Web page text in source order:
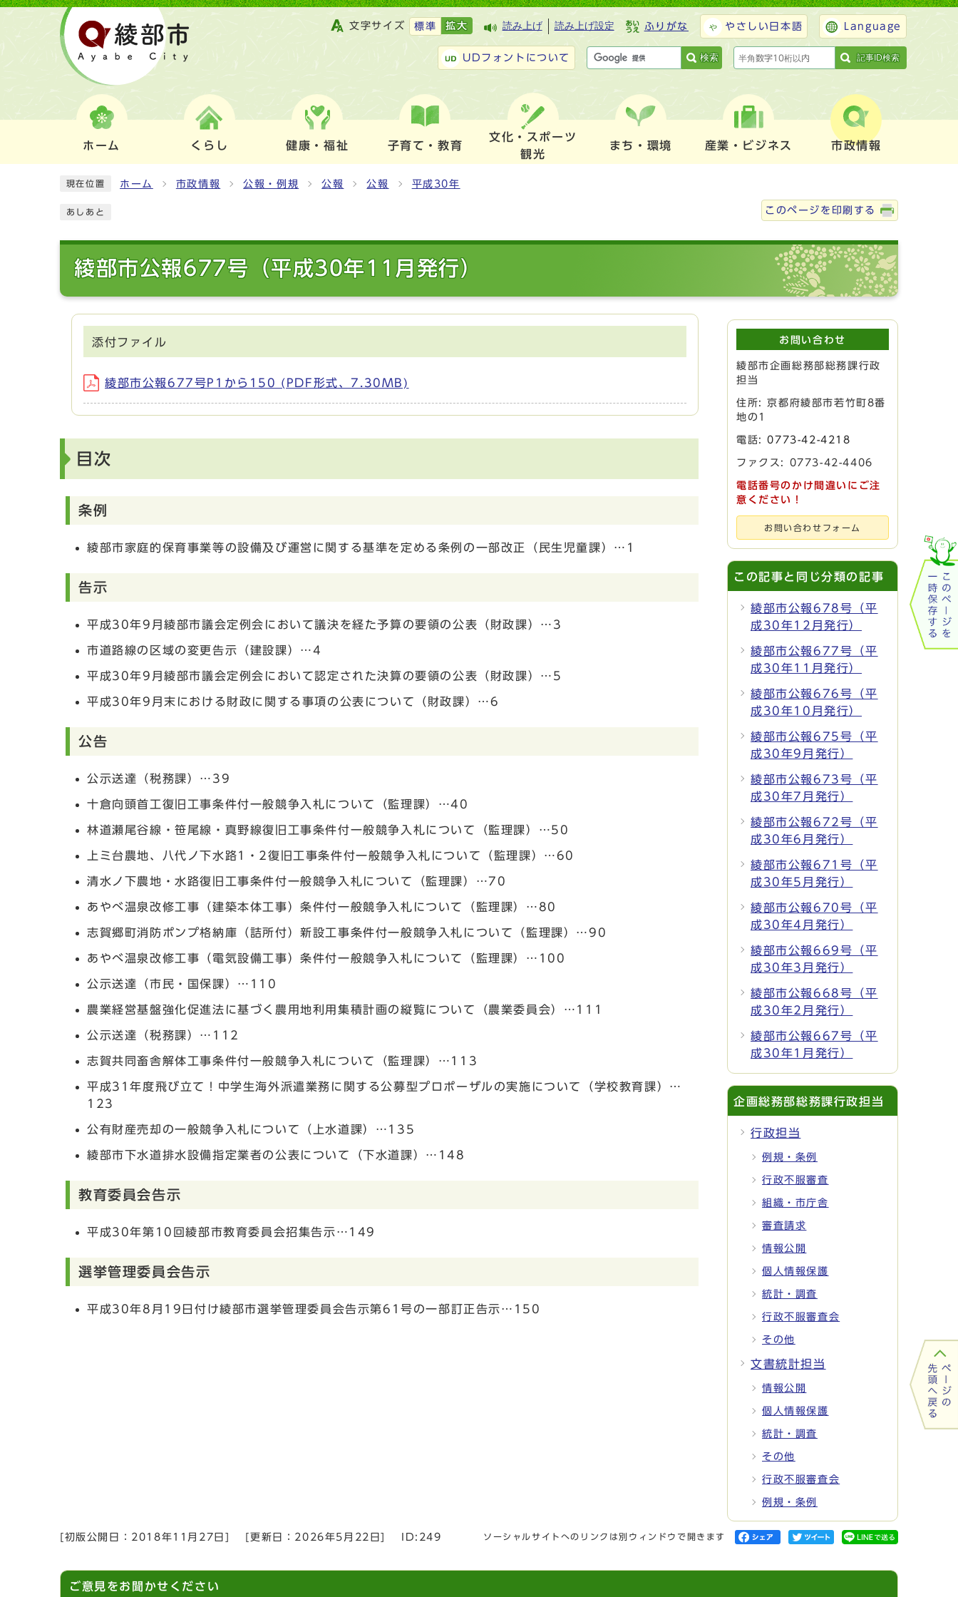
文字サイズ 標準 拡大 読み上げ 読み上げ設定 ふりがな やさしい日本語 Language
UDフォントについて 検索 記事ID検索
ホーム くらし 健康・福祉 子育て・教育
文化・スポーツ
観光
まち・環境 産業・ビジネス 市政情報
現在位置 ホーム 市政情報 公報・例規 公報 公報 平成30年
あしあと このページを印刷する
綾部市公報677号（平成30年11月発行）
添付ファイル
綾部市公報677号P1から150 (PDF形式、7.30MB)
目次
条例
綾部市家庭的保育事業等の設備及び運営に関する基準を定める条例の一部改正（民生児童課）…1
告示
平成30年9月綾部市議会定例会において議決を経た予算の要領の公表（財政課）…3
市道路線の区域の変更告示（建設課）…4
平成30年9月綾部市議会定例会において認定された決算の要領の公表（財政課）…5
平成30年9月末における財政に関する事項の公表について（財政課）…6
公告
公示送達（税務課）…39
十倉向頭首工復旧工事条件付一般競争入札について（監理課）…40
林道瀬尾谷線・笹尾線・真野線復旧工事条件付一般競争入札について（監理課）…50
上ミ台農地、八代ノ下水路1・2復旧工事条件付一般競争入札について（監理課）…60
清水ノ下農地・水路復旧工事条件付一般競争入札について（監理課）…70
あやべ温泉改修工事（建築本体工事）条件付一般競争入札について（監理課）…80
志賀郷町消防ポンプ格納庫（詰所付）新設工事条件付一般競争入札について（監理課）…90
あやべ温泉改修工事（電気設備工事）条件付一般競争入札について（監理課）…100
公示送達（市民・国保課）…110
農業経営基盤強化促進法に基づく農用地利用集積計画の縦覧について（農業委員会）…111
公示送達（税務課）…112
志賀共同畜舎解体工事条件付一般競争入札について（監理課）…113
平成31年度飛び立て！中学生海外派遣業務に関する公募型プロポーザルの実施について（学校教育課）…
123
公有財産売却の一般競争入札について（上水道課）…135
綾部市下水道排水設備指定業者の公表について（下水道課）…148
教育委員会告示
平成30年第10回綾部市教育委員会招集告示…149
選挙管理委員会告示
平成30年8月19日付け綾部市選挙管理委員会告示第61号の一部訂正告示…150
お問い合わせ
綾部市企画総務部総務課行政
担当
住所: 京都府綾部市若竹町8番
地の1
電話:0773-42-4218
ファクス: 0773-42-4406
電話番号のかけ間違いにご注
意ください！
お問い合わせフォーム
この記事と同じ分類の記事
綾部市公報678号（平
成30年12月発行）
綾部市公報677号（平
成30年11月発行）
綾部市公報676号（平
成30年10月発行）
綾部市公報675号（平
成30年9月発行）
綾部市公報673号（平
成30年7月発行）
綾部市公報672号（平
成30年6月発行）
綾部市公報671号（平
成30年5月発行）
綾部市公報670号（平
成30年4月発行）
綾部市公報669号（平
成30年3月発行）
綾部市公報668号（平
成30年2月発行）
綾部市公報667号（平
成30年1月発行）
企画総務部総務課行政担当
行政担当
例規・条例
行政不服審査
組織・市庁舎
審査請求
情報公開
個人情報保護
統計・調査
行政不服審査会
その他
文書統計担当
情報公開
個人情報保護
統計・調査
その他
行政不服審査会
例規・条例
[初版公開日： 2018年11月27日 [更新日： 2026年5月22日 ID:249 ソーシャルサイトへのリンクは別ウィンドウで開きます
ご意見をお聞かせください